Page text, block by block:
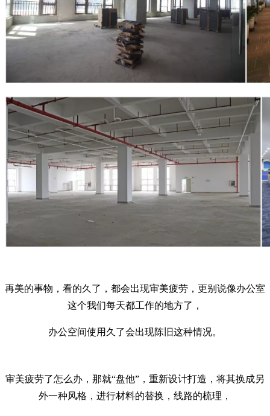
再美的事物，看的久了，都会出现审美疲劳，更别说像办公室
这个我们每天都工作的地方了，
办公空间使用久了会出现陈旧这种情况。
审美疲劳了怎么办，那就“盘他”，重新设计打造，将其换成另
外一种风格，进行材料的替换，线路的梳理，